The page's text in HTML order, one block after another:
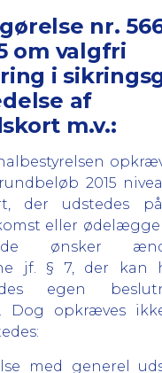
nr.
om valgfri
i
af
m.v.:
2015
der udstedes
eller
ønsker
jf. § 7, der kan
egen
Dog opkræves
med generel